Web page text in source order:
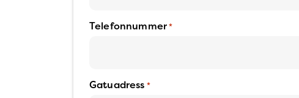
Telefonnummer*
Gatuadress *